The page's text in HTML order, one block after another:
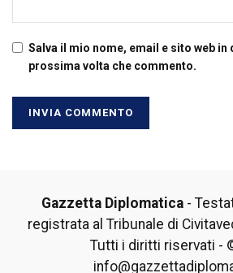
Salva il mio nome, email e sito web in
prossima volta che commento.
Gazzetta Diplomatica-
registrata al Tribunale di
Tutti i diritti riservati -